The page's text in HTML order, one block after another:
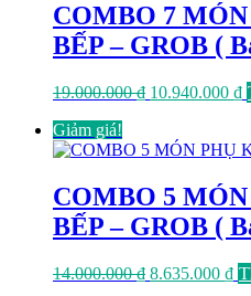
COMBO 7
BẾP – GROB (
19.000.000₫ Giá
19.000.000 ₫.
10.940.000 ₫
Giảm giá!
COMBO 5
BẾP – GROB (
14.000.000₫ Giá
8.635.000 ₫